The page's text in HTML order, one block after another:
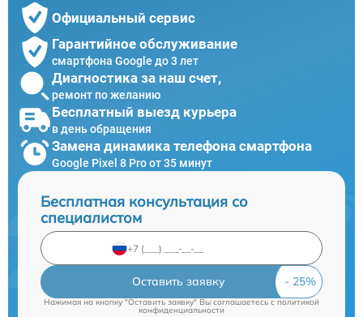
Официальный сервис
Гарантийное обслуживание
смартфона Google до 3 лет
Диагностика за наш счет,
ремонт по желанию
Бесплатный выезд курьера
в день обращения
Замена динамика телефона смартфона
Google Pixel 8 Pro от 35 минут
Бесплатная консультация со
специалистом
Оставить заявку
Нажимая на кнопку "Оставить заявку" Вы соглашаетесь c политикой
конфиденциальности